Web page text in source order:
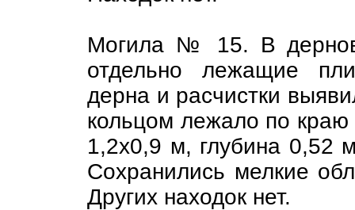
Могила № 15. В
отдельно лежащие
дерна и расчистки
кольцом лежало по
1,2х0,9 м, глубина 0,52
Сохранились мелкие
Других находок нет.